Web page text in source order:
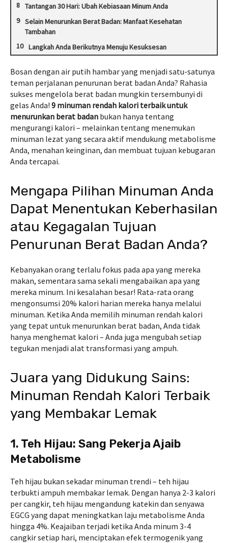
Tantangan 30 Hari: Ubah Kebiasaan Minum Anda
Selain Menurunkan Berat Badan: Manfaat Kesehatan
Tambahan
Langkah Anda Berikutnya Menuju Kesuksesan
Bosan dengan air putih hambar yang menjadi satu-satunya
teman perjalanan penurunan berat badan Anda? Rahasia
sukses mengelola berat badan mungkin tersembunyi di
gelas Anda! 9 minuman rendah kalori terbaik untuk
menurunkan berat badan bukan hanya tentang
mengurangi kalori – melainkan tentang menemukan
minuman lezat yang secara aktif mendukung metabolisme
Anda, menahan keinginan, dan membuat tujuan kebugaran
Anda tercapai.
Mengapa Pilihan Minuman Anda
Dapat Menentukan Keberhasilan
atau Kegagalan Tujuan
Penurunan Berat Badan Anda?
Kebanyakan orang terlalu fokus pada apa yang mereka
makan, sementara sama sekali mengabaikan apa yang
mereka minum. Ini kesalahan besar! Rata-rata orang
mengonsumsi 20% kalori harian mereka hanya melalui
minuman. Ketika Anda memilih minuman rendah kalori
yang tepat untuk menurunkan berat badan, Anda tidak
hanya menghemat kalori – Anda juga mengubah setiap
tegukan menjadi alat transformasi yang ampuh.
Juara yang Didukung Sains:
Minuman Rendah Kalori Terbaik
yang Membakar Lemak
1. Teh Hijau: Sang Pekerja Ajaib
Metabolisme
Teh hijau bukan sekadar minuman trendi – teh hijau
terbukti ampuh membakar lemak. Dengan hanya 2-3 kalori
per cangkir, teh hijau mengandung katekin dan senyawa
EGCG yang dapat meningkatkan laju metabolisme Anda
hingga 4%. Keajaiban terjadi ketika Anda minum 3-4
cangkir setiap hari, menciptakan efek termogenik yang